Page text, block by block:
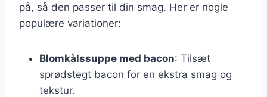
på, så den passer til din smag. Her er nogle
populære variationer:
Blomkålssuppe med bacon: Tilsæt
sprødstegt bacon for en ekstra smag og
tekstur.